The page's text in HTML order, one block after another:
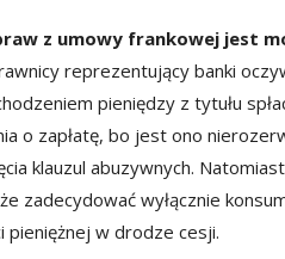
z umowy frankowej jest
reprezentujący banki
pieniędzy z tytułu
o zapłatę, bo jest ono
klauzul abuzywnych.
zadecydować wyłącznie
w drodze cesji.